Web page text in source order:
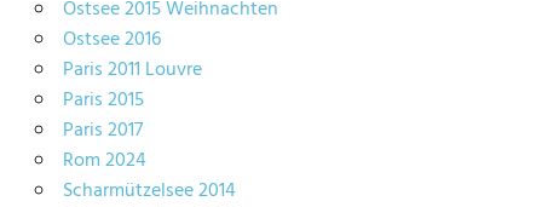
Ostsee 2015 Weihnachten
Ostsee 2016
Paris 2011 Louvre
Paris 2015
Paris 2017
Rom 2024
Scharmützelsee 2014